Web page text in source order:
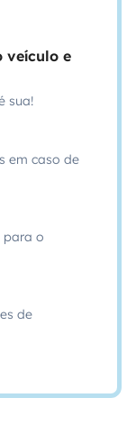
veículo e
sua!
em caso de
para o
de